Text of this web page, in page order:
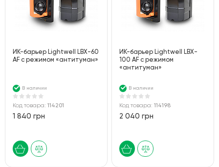
ИК-барьер Lightwell LBX-60
AF с режимом «антитуман»
В наличии
Код товара: 114201
1 840 грн
ИК-барьер Lightwell LBX-
100 AF с режимом
«антитуман»
В наличии
Код товара:114198
2 040 грн